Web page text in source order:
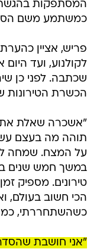
המסתפקות בהגשת
כמשתמע משם
פריש, אציין
לקולנוע, ועד היום
שכתבה. לפני כן
הכשרת הטירונות
"אשכרה שאלת את
תוהה מה בעצם
על המצח. שמחה
במשך חמש שנים
טירונים. מספיק
הכי חשוב בעולם,
כשהשתחררתי,
"אני חושבת